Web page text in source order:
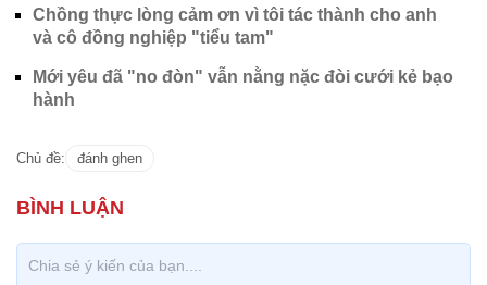
Chồng thực lòng cảm ơn vì tôi tác thành cho anh
và cô đồng nghiệp "tiểu tam"
Mới yêu đã "no đòn" vẫn nằng nặc đòi cưới kẻ bạo
hành
Chủ đề: đánh ghen